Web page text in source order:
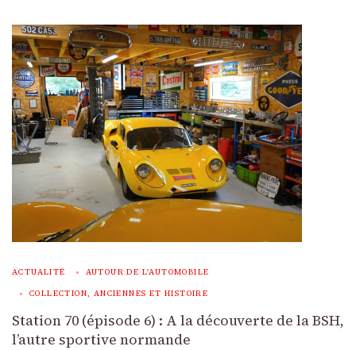
ACTUALITÉ AUTOUR DE L'AUTOMOBILE
COLLECTION, ANCIENNES ET HISTOIRE
Station 70 (épisode 6) : A la découverte de la BSH,
l’autre sportive normande